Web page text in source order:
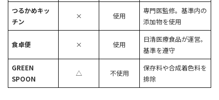
つるかめキッ
チン
× 使用
専門医監修。基準内の
添加物を使用
食卓便 × 使用
日清医療食品が運営。
基準を遵守
GREEN
SPOON
△ 不使用
保存料や合成着色料を
排除